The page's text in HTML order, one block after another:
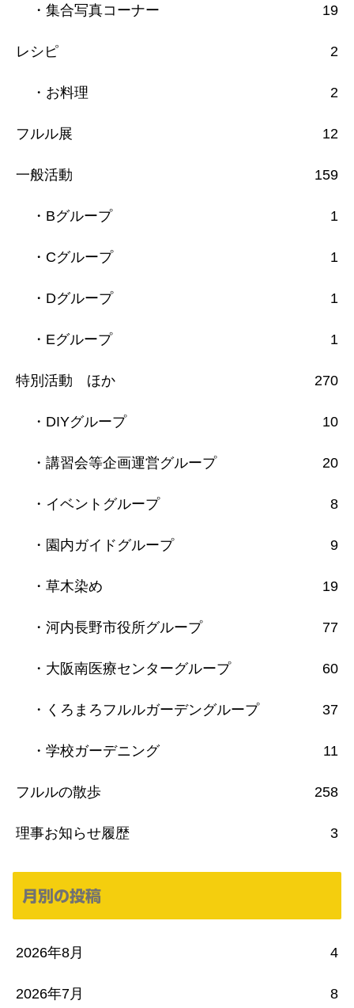
・集合写真コーナー 19
レシピ 2
・お料理 2
フルル展 12
一般活動 159
・Bグループ 1
・Cグループ 1
・Dグループ 1
・Eグループ 1
特別活動 ほか 270
・DIYグループ 10
・講習会等企画運営グループ 20
・イベントグループ 8
・園内ガイドグループ 9
・草木染め 19
・河内長野市役所グループ 77
・大阪南医療センターグループ 60
・くろまろフルルガーデングループ 37
・学校ガーデニング 11
フルルの散歩 258
理事お知らせ履歴 3
月別の投稿
2026年8月 4
2026年7月 8